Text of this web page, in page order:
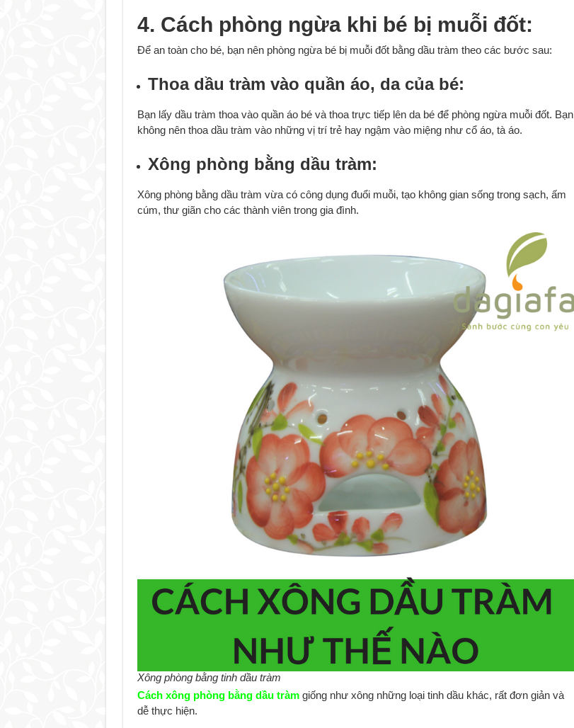
4. Cách phòng ngừa khi bé bị muỗi đốt:
Để an toàn cho bé, bạn nên phòng ngừa bé bị muỗi đốt bằng dầu tràm theo các bước sau:
Thoa dầu tràm vào quần áo, da của bé:
Bạn lấy dầu tràm thoa vào quần áo bé và thoa trực tiếp lên da bé để phòng ngừa muỗi đốt. Bạn
không nên thoa dầu tràm vào những vị trí trẻ hay ngậm vào miệng như cổ áo, tà áo.
Xông phòng bằng dầu tràm:
Xông phòng bằng dầu tràm vừa có công dụng đuổi muỗi, tạo không gian sống trong sạch, ấm
cúm, thư giãn cho các thành viên trong gia đình.
Xông phòng bằng tinh dầu tràm
Cách xông phòng bằng dầu tràmgiống như xông những loại tinh dầu khác, rất đơn giản và
dễ thực hiện.